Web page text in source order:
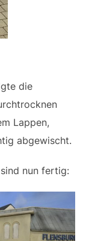
die
Lappen,
abgewischt.
nun fertig: